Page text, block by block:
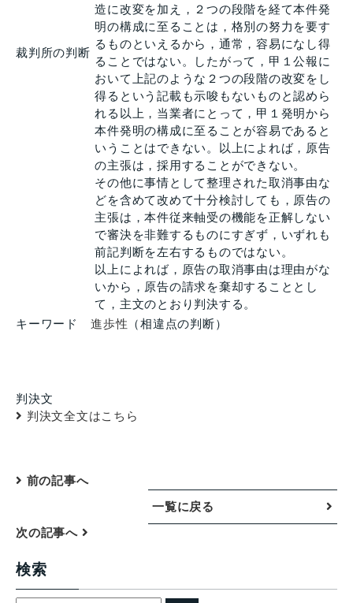
裁判所の判断
造に改変を加え，２つの段階を経て本件発
明の構成に至ることは，格別の努力を要す
るものといえるから，通常，容易になし得
ることではない。したがって，甲１公報に
おいて上記のような２つの段階の改変をし
得るという記載も示唆もないものと認めら
れる以上，当業者にとって，甲１発明から
本件発明の構成に至ることが容易であると
いうことはできない。以上によれば，原告
の主張は，採用することができない。
その他に事情として整理された取消事由な
どを含めて改めて十分検討しても，原告の
主張は，本件従来軸受の機能を正解しない
で審決を非難するものにすぎず，いずれも
前記判断を左右するものではない。
以上によれば，原告の取消事由は理由がな
いから，原告の請求を棄却することとし
て，主文のとおり判決する。
キーワード
進歩性 （相違点の判断）
判決文
判決文全文はこちら
前の記事へ
一覧に戻る
次の記事へ
検索